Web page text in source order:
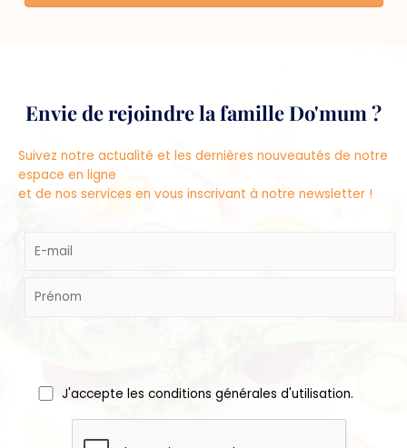
Envie de rejoindre la famille Do'mum ?
Suivez notre actualité et les dernières nouveautés de notre
espace en ligne
et de nos services en vous inscrivant à notre newsletter !
J'accepte les conditions générales d'utilisation.